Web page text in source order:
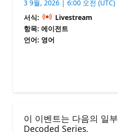
3 9월, 2026 | 6:00 오전 (UTC)
서식:
Livestream
항목: 에이전트
언어: 영어
이 이벤트는 다음의 일
Decoded Series.